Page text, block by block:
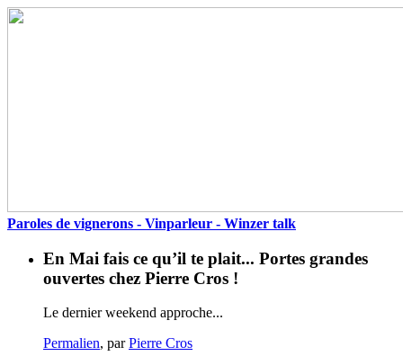
Paroles de vignerons - Vinparleur - Winzer talk
En Mai fais ce qu’il te plait... Portes grandes
ouvertes chez Pierre Cros !
Le dernier weekend approche...
Permalien, parPierre Cros